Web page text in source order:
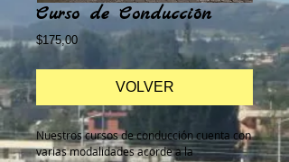
Curso de Conducción
$175,00Precio
VOLVER
Nuestros cursos de conducción cuenta con
varias modalidades acorde a la